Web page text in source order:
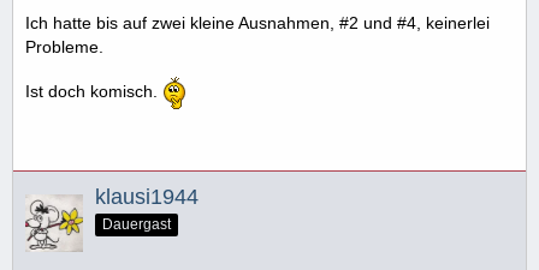
Ich hatte bis auf zwei kleine Ausnahmen, #2 und #4, keinerlei
Probleme.
Ist doch komisch.
klausi1944
Dauergast